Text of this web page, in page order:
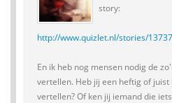
story:
http://www.quizlet.nl/stories/
En ik heb nog mensen nodig de
vertellen. Heb jij een heftig of
vertellen? Of ken jij iemand die